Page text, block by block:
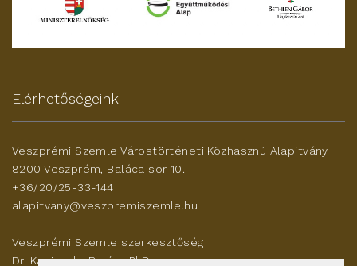
Elérhetőségeink
Veszprémi Szemle Várostörténeti Közhasznú Alapítvány
8200 Veszprém, Baláca sor 10.
+36/20/25-33-144
alapitvany@veszpremiszemle.hu
Veszprémi Szemle szerkesztőség
Dr. Karlinszky Balázs PhD